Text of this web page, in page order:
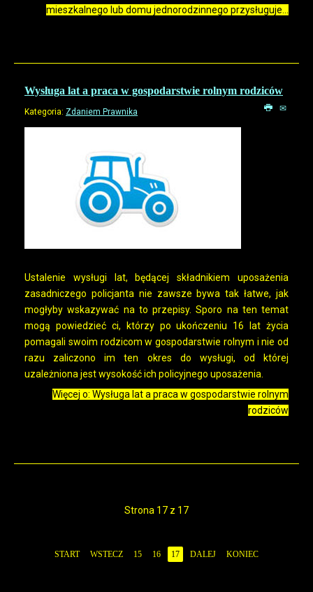
mieszkalnego lub domu jednorodzinnego przysługuje...
Wysługa lat a praca w gospodarstwie rolnym rodziców
Kategoria: Zdaniem Prawnika
Ustalenie wysługi lat, będącej składnikiem uposażenia
zasadniczego policjanta nie zawsze bywa tak łatwe, jak
mogłyby wskazywać na to przepisy. Sporo na ten temat
mogą powiedzieć ci, którzy po ukończeniu 16 lat życia
pomagali swoim rodzicom w gospodarstwie rolnym i nie od
razu zaliczono im ten okres do wysługi, od której
uzależniona jest wysokość ich policyjnego uposażenia.
Więcej o: Wysługa lat a praca w gospodarstwie rolnym
rodziców
Strona 17 z 17
START WSTECZ 15 16 17 DALEJ KONIEC